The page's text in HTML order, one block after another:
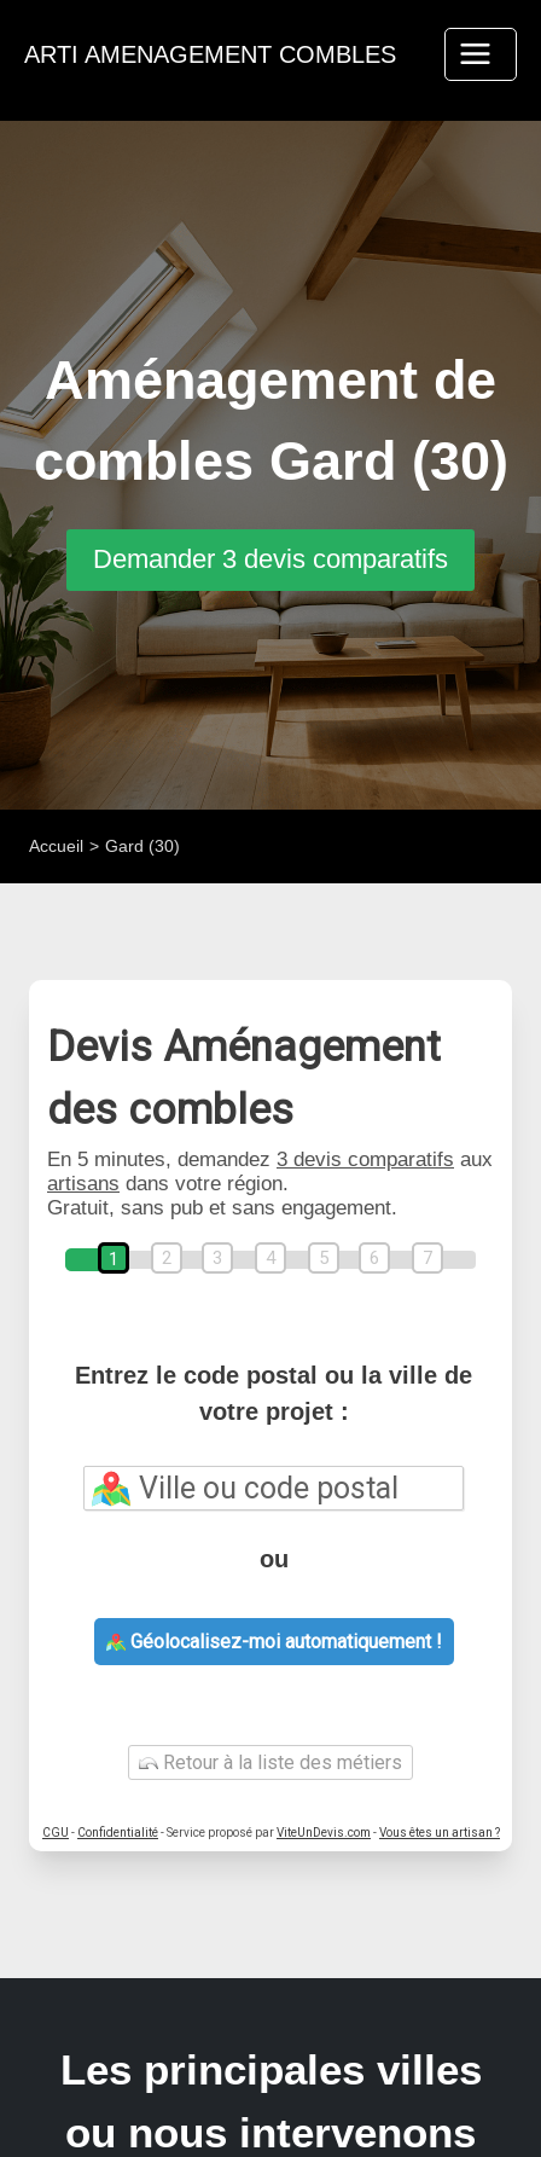
ARTI AMENAGEMENT COMBLES
Aménagement de
combles Gard (30)
Demander 3 devis comparatifs
Accueil Gard (30)
Devis Aménagement
des combles
En 5 minutes, demandez 3 devis comparatifs aux
artisans dans votre région.
Gratuit, sans pub et sans engagement.
1 2 3 4 5 6 7
Entrez le code postal ou la ville de
votre projet :
ou
Géolocalisez-moi automatiquement !
Retour à la liste des métiers
CGU - Confidentialité- Service proposé parViteUnDevis.com -Vous êtes un artisan ?
Les principales villes
ou nous intervenons